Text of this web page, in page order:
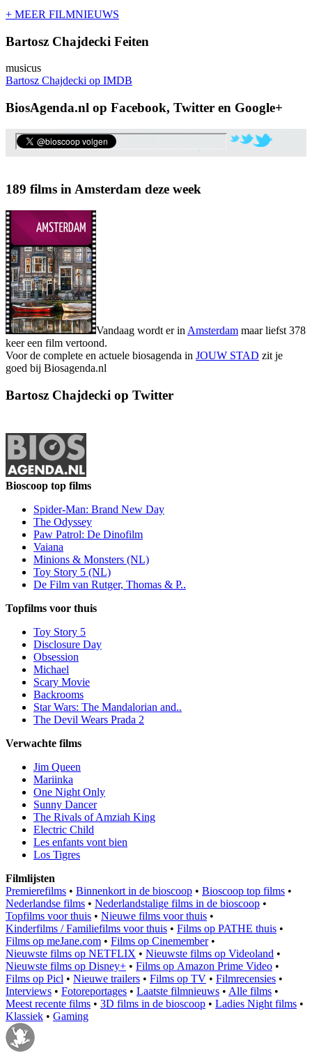
+ MEER FILMNIEUWS
Bartosz Chajdecki Feiten
musicus
Bartosz Chajdecki op IMDB
BiosAgenda.nl op Facebook, Twitter en Google+
189 films in Amsterdam deze week
Vandaag wordt er in Amsterdam maar liefst 378
keer een film vertoond.
Voor de complete en actuele biosagenda in JOUW STAD zit je
goed bij Biosagenda.nl
Bartosz Chajdecki op Twitter
Bioscoop top films
Spider-Man: Brand New Day
The Odyssey
Paw Patrol: De Dinofilm
Vaiana
Minions & Monsters (NL)
Toy Story 5 (NL)
De Film van Rutger, Thomas & P..
Topfilms voor thuis
Toy Story 5
Disclosure Day
Obsession
Michael
Scary Movie
Backrooms
Star Wars: The Mandalorian and..
The Devil Wears Prada 2
Verwachte films
Jim Queen
Mariinka
One Night Only
Sunny Dancer
The Rivals of Amziah King
Electric Child
Les enfants vont bien
Los Tigres
Filmlijsten
Premierefilms • Binnenkort in de bioscoop • Bioscoop top films •
Nederlandse films • Nederlandstalige films in de bioscoop •
Topfilms voor thuis • Nieuwe films voor thuis •
Kinderfilms / Familiefilms voor thuis • Films op PATHE thuis •
Films op meJane.com • Films op Cinemember•
Nieuwste films op NETFLIX • Nieuwste films op Videoland •
Nieuwste films op Disney+ • Films op Amazon Prime Video •
Films op Picl • Nieuwe trailers • Films op TV • Filmrecensies •
Interviews • Fotoreportages • Laatste filmnieuws • Alle films •
Meest recente films • 3D films in de bioscoop • Ladies Night films •
Klassiek • Gaming